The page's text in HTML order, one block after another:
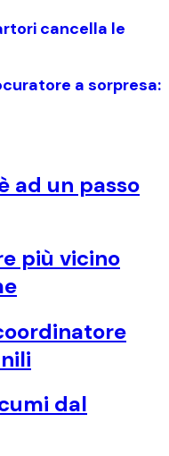
cancella le
a sorpresa:
ad un passo
più vicino
dal